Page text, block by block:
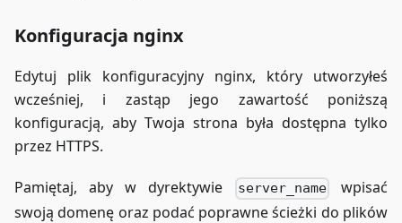
Konfiguracja nginx
Edytuj plik konfiguracyjny nginx, który utworzyłeś
wcześniej, i zastąp jego zawartość poniższą
konfiguracją, aby Twoja strona była dostępna tylko
przez HTTPS.
Pamiętaj, aby w dyrektywie server_name
wpisać
swoją domenę oraz podać poprawne ścieżki do plików